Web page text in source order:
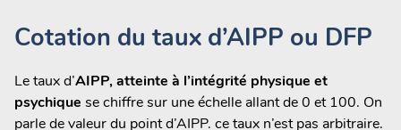
Cotation du taux d’AIPP ou DFP
Le taux d’AIPP, atteinte à l’intégrité physique et
psychique se chiffre sur une échelle allant de 0 et 100. On
parle de valeur du point d’AIPP. ce taux n’est pas arbitraire.